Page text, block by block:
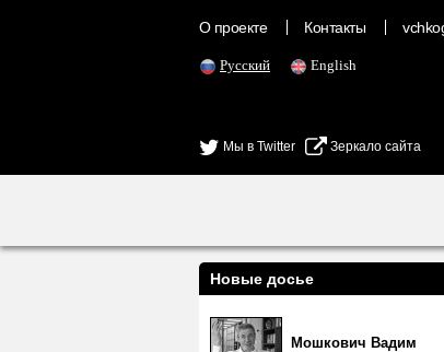
О проекте Контакты
Русский English
Мы в Twitter Зеркало сайта
Новые досье
Мошкович Вадим